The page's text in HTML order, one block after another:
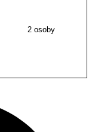
2 osoby